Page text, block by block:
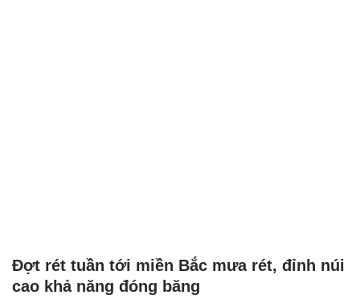
Đợt rét tuần tới miền Bắc mưa rét, đỉnh núi
cao khả năng đóng băng